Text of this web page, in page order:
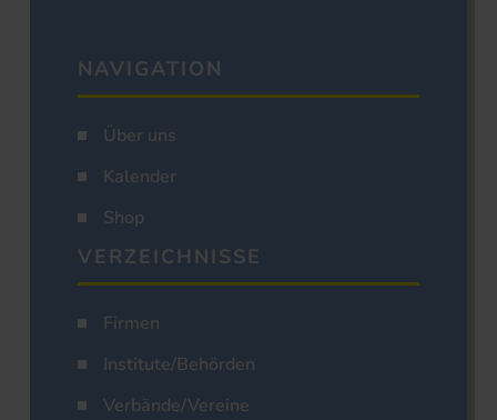
NAVIGATION
Über uns
Kalender
Shop
VERZEICHNISSE
Firmen
Institute/Behörden
Verbände/Vereine